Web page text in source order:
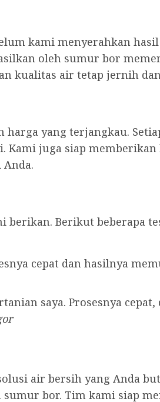
kami menyerahkan
oleh sumur bor
kualitas air tetap jernih
yang terjangkau.
Kami juga siap
berikan. Berikut beberapa
cepat dan hasilnya
saya. Prosesnya
air bersih yang Anda
bor. Tim kami siap